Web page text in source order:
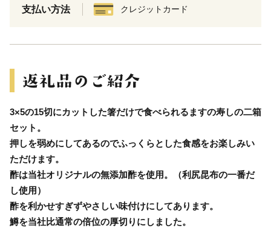
支払い方法 クレジットカード
3×5の15切にカットした箸だけで食べられるますの寿しの二箱
セット。
押しを弱めにしてあるのでふっくらとした食感をお楽しみい
ただけます。
酢は当社オリジナルの無添加酢を使用。（利尻昆布の一番だ
し使用）
酢を利かせすぎずやさしい味付けにしてあります。
鱒を当社比通常の倍位の厚切りにしました。